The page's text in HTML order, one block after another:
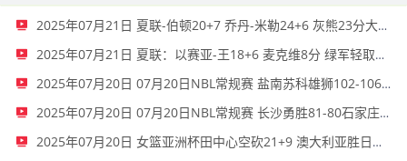
2025年07月21日 夏联-伯顿20+7 乔丹-米勒24+6 灰熊23分大胜快船
2025年07月21日 夏联：以赛亚-王18+6 麦克维8分 绿军轻取老鹰
2025年07月20日 07月20日NBL常规赛 盐南苏科雄狮102-106广西威壮 全场集锦
2025年07月20日 07月20日NBL常规赛 长沙勇胜81-80石家庄翔蓝 全场集锦
2025年07月20日 女篮亚洲杯田中心空砍21+9 澳大利亚胜日本首夺冠+直通世界杯